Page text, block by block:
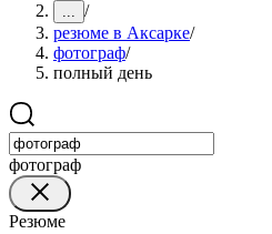
... /
резюме в Аксарке/
фотограф/
полный день
фотограф
Резюме